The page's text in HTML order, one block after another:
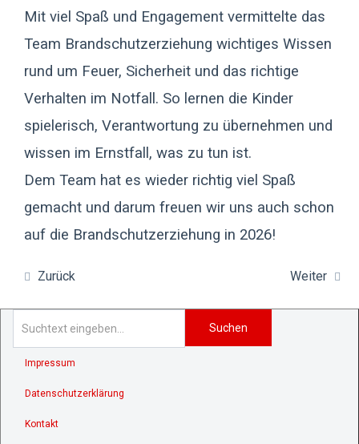
Mit viel Spaß und Engagement vermittelte das
Team Brandschutzerziehung wichtiges Wissen
rund um Feuer, Sicherheit und das richtige
Verhalten im Notfall. So lernen die Kinder
spielerisch, Verantwortung zu übernehmen und
wissen im Ernstfall, was zu tun ist.
Dem Team hat es wieder richtig viel Spaß
gemacht und darum freuen wir uns auch schon
auf die Brandschutzerziehung in 2026!
Zurück Weiter
Suchen
Impressum
Datenschutzerklärung
Kontakt